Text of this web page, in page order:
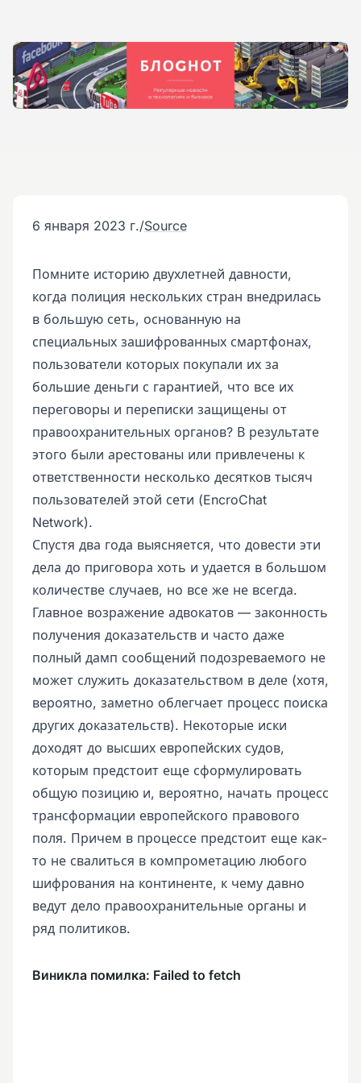
6 января 2023 г./Source
Помните историю двухлетней давности,
когда полиция нескольких стран внедрилась
в большую сеть, основанную на
специальных зашифрованных смартфонах,
пользователи которых покупали их за
большие деньги с гарантией, что все их
переговоры и переписки защищены от
правоохранительных органов? В результате
этого были арестованы или привлечены к
ответственности несколько десятков тысяч
пользователей этой сети (EncroChat
Network).
Спустя два года выясняется, что довести эти
дела до приговора хоть и удается в большом
количестве случаев, но все же не всегда.
Главное возражение адвокатов — законность
получения доказательств и часто даже
полный дамп сообщений подозреваемого не
может служить доказательством в деле (хотя,
вероятно, заметно облегчает процесс поиска
других доказательств). Некоторые иски
доходят до высших европейских судов,
которым предстоит еще сформулировать
общую позицию и, вероятно, начать процесс
трансформации европейского правового
поля. Причем в процессе предстоит еще как-
то не свалиться в компрометацию любого
шифрования на континенте, к чему давно
ведут дело правоохранительные органы и
ряд политиков.